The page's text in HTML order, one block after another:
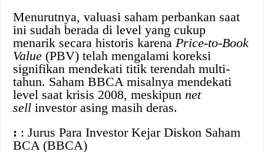
Menurutnya, valuasi saham perbankan saat
ini sudah berada di level yang cukup
menarik secara historis karenaPrice-to-Book
Value (PBV) telah mengalami koreksi
signifikan mendekati titik terendah multi-
tahun. Saham BBCA misalnya mendekati
level saat krisis 2008, meskipunnet
sellinvestor asing masih deras.
: : Jurus Para Investor Kejar Diskon Saham
BCA (BBCA)